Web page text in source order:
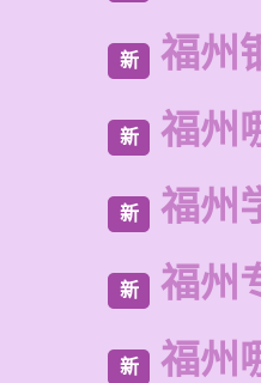
新 福州
新 福州
新 福州
新 福州
新 福州